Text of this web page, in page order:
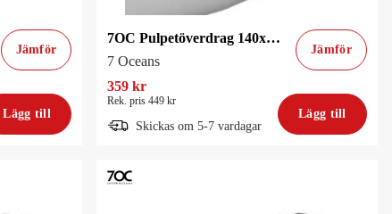
Jämför
Lägg till
7OC Pulpetöverdrag 140x100x90cm
7 Oceans
Jämför
359 kr
Rek. pris 449 kr
Skickas om 5-7 vardagar
Lägg till